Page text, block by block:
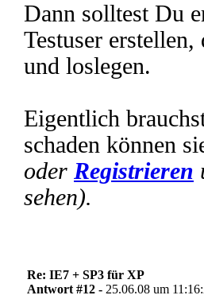
Dann solltest Du
Testuser
und loslegen.
Eigentlich
schaden können
oder Registrieren
sehen).
Re: IE7 + SP3 für XP
Antwort #12 - 25.06.08 um